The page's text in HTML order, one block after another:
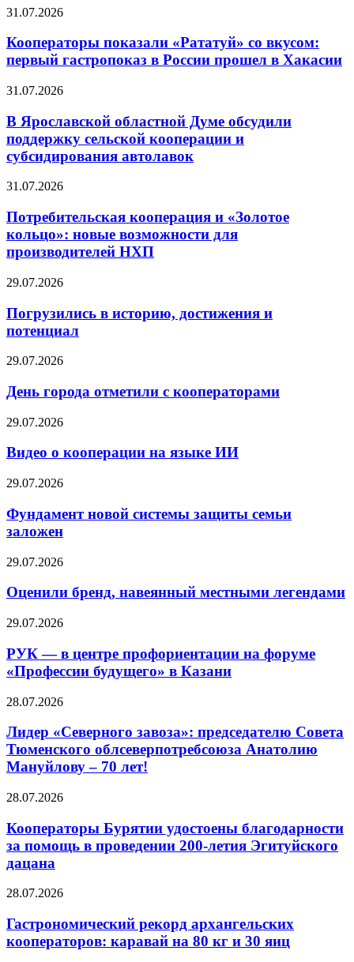
31.07.2026
Кооператоры показали «Рататуй» со вкусом:
первый гастропоказ в России прошел в Хакасии
31.07.2026
В Ярославской областной Думе обсудили
поддержку сельской кооперации и
субсидирования автолавок
31.07.2026
Потребительская кооперация и «Золотое
кольцо»: новые возможности для
производителей НХП
29.07.2026
Погрузились в историю, достижения и
потенциал
29.07.2026
День города отметили с кооператорами
29.07.2026
Видео о кооперации на языке ИИ
29.07.2026
Фундамент новой системы защиты семьи
заложен
29.07.2026
Оценили бренд, навеянный местными легендами
29.07.2026
РУК — в центре профориентации на форуме
«Профессии будущего» в Казани
28.07.2026
Лидер «Северного завоза»: председателю Совета
Тюменского облсеверпотребсоюза Анатолию
Мануйлову – 70 лет!
28.07.2026
Кооператоры Бурятии удостоены благодарности
за помощь в проведении 200-летия Эгитуйского
дацана
28.07.2026
Гастрономический рекорд архангельских
кооператоров: каравай на 80 кг и 30 яиц